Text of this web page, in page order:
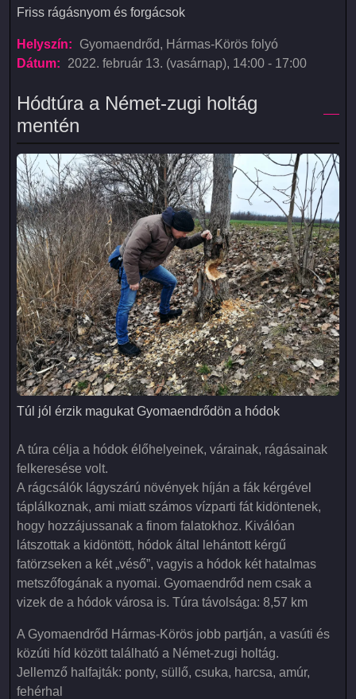
Friss rágásnyom és forgácsok
Friss rágásnyom és forgácsok
Helyszín:
Gyomaendrőd, Hármas-Körös folyó
Dátum:
2022. február 13. (vasárnap), 14:00 - 17:00
Hódtúra a Német-zugi holtág
mentén
Túl jól érzik magukat Gyomaendrődön a hódok
Túl jól érzik magukat Gyomaendrődön a hódok
A túra célja a hódok élőhelyeinek, várainak, rágásainak
felkeresése volt.
A rágcsálók lágyszárú növények híján a fák kérgével
táplálkoznak, ami miatt számos vízparti fát kidöntenek,
hogy hozzájussanak a finom falatokhoz. Kiválóan
látszottak a kidöntött, hódok által lehántott kérgű
fatörzseken a két „véső”, vagyis a hódok két hatalmas
metszőfogának a nyomai. Gyomaendrőd nem csak a
vizek de a hódok városa is. Túra távolsága: 8,57 km
A Gyomaendrőd Hármas-Körös jobb partján, a vasúti és
közúti híd között található a Német-zugi holtág.
Jellemző halfajták: ponty, süllő, csuka, harcsa, amúr,
fehérhal